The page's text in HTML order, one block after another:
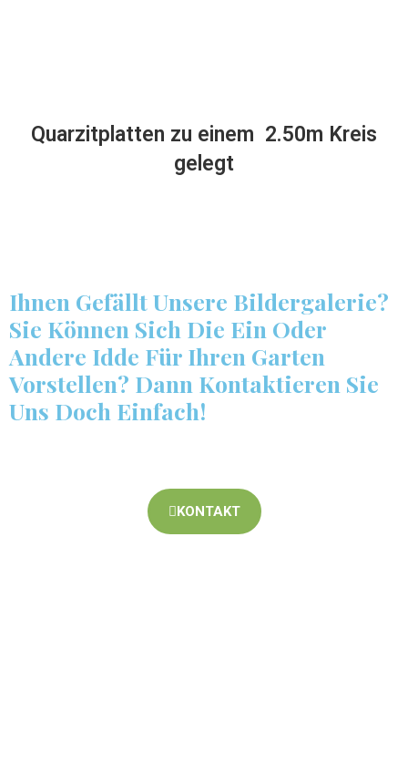
Quarzitplatten zu einem 2.50m Kreis
gelegt
Ihnen Gefällt Unsere Bildergalerie?
Sie Können Sich Die Ein Oder
Andere Idde Für Ihren Garten
Vorstellen? Dann Kontaktieren Sie
Uns Doch Einfach!
KONTAKT